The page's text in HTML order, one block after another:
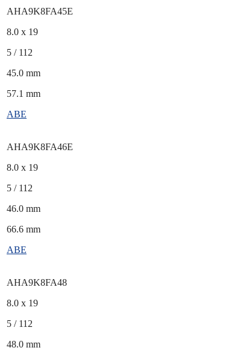
AHA9K8FA45E
8.0 x 19
5 / 112
45.0 mm
57.1 mm
ABE
AHA9K8FA46E
8.0 x 19
5 / 112
46.0 mm
66.6 mm
ABE
AHA9K8FA48
8.0 x 19
5 / 112
48.0 mm